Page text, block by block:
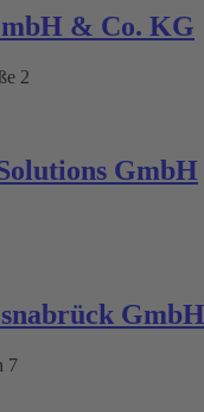
& Co. KG
2
GmbH
GmbH​
7